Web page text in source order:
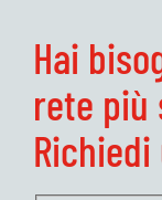
Hai
rete più